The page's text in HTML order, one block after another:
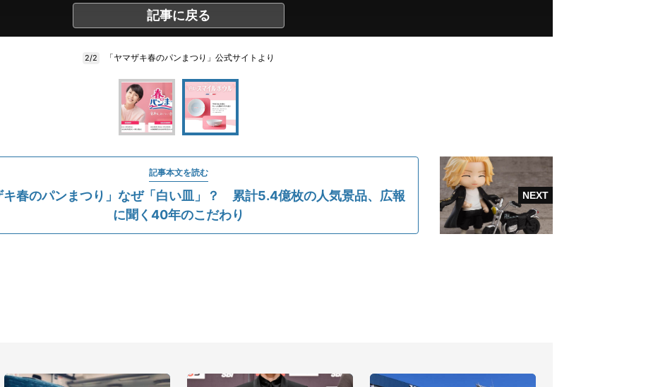
記事に戻る
2/2 「ヤマザキ春のパンまつり」公式サイトより
記事本文を読む
キ春のパンまつり」なぜ「白い皿」？ 累計5.4億枚の人気景品、広報
に聞く40年のこだわり